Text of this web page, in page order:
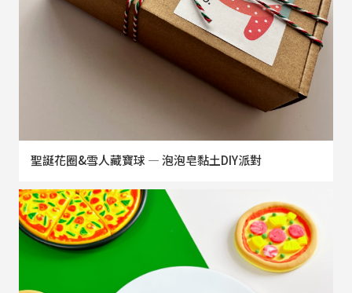
聖誕花圈&雪人藏寶球 — 泡泡皂黏土DIY派對